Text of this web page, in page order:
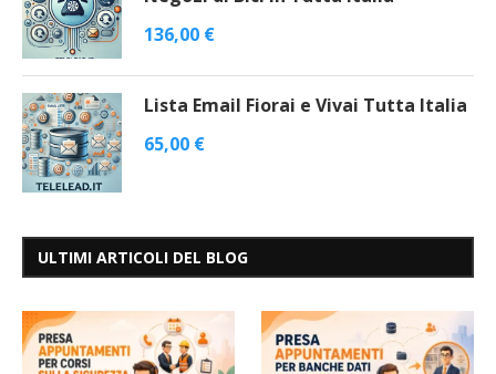
136,00 €
Lista Email Fiorai e Vivai Tutta Italia
65,00 €
ULTIMI ARTICOLI DEL BLOG